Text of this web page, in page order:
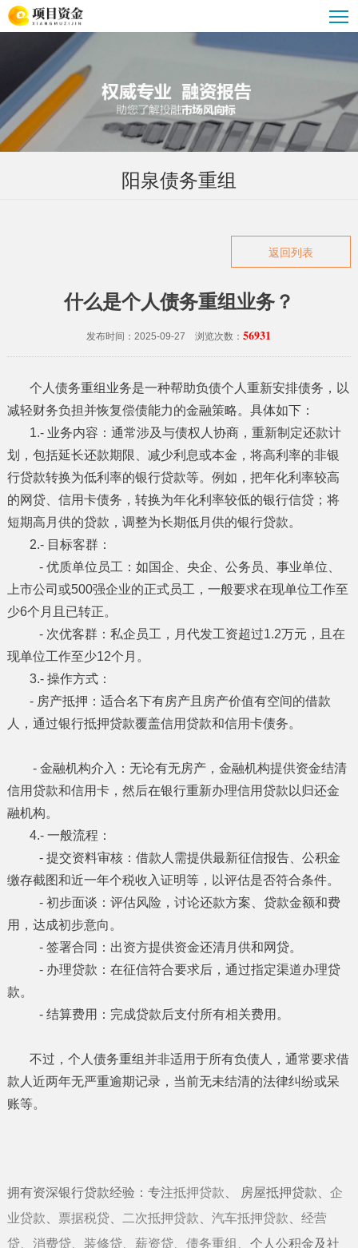
阳泉贷款公司
阳泉公积金贷款
阳泉汽车抵押贷款
阳泉债务重组
返回列表
什么是个人债务重组业务？
发布时间：2025-09-27 浏览次数：56931
个人债务重组业务是一种帮助负债个人重新安排债务，以
减轻财务负担并恢复偿债能力的金融策略。具体如下：
1.- 业务内容：通常涉及与债权人协商，重新制定还款计
划，包括延长还款期限、减少利息或本金，将高利率的非银
行贷款转换为低利率的银行贷款等。例如，把年化利率较高
的网贷、信用卡债务，转换为年化利率较低的银行信贷；将
短期高月供的贷款，调整为长期低月供的银行贷款。
2.- 目标客群：
- 优质单位员工：如国企、央企、公务员、事业单位、
上市公司或500强企业的正式员工，一般要求在现单位工作至
少6个月且已转正。
- 次优客群：私企员工，月代发工资超过1.2万元，且在
现单位工作至少12个月。
3.- 操作方式：
- 房产抵押：适合名下有房产且房产价值有空间的借款
人，通过银行抵押贷款覆盖信用贷款和信用卡债务。
- 金融机构介入：无论有无房产，金融机构提供资金结清
信用贷款和信用卡，然后在银行重新办理信用贷款以归还金
融机构。
4.- 一般流程：
- 提交资料审核：借款人需提供最新征信报告、公积金
缴存截图和近一年个税收入证明等，以评估是否符合条件。
- 初步面谈：评估风险，讨论还款方案、贷款金额和费
用，达成初步意向。
- 签署合同：出资方提供资金还清月供和网贷。
- 办理贷款：在征信符合要求后，通过指定渠道办理贷
款。
- 结算费用：完成贷款后支付所有相关费用。
不过，个人债务重组并非适用于所有负债人，通常要求借
款人近两年无严重逾期记录，当前无未结清的法律纠纷或呆
账等。
拥有资深银行贷款经验：专注抵押贷款 房屋抵押贷款
企
业贷款
票据税贷、 二次抵押贷款 汽车抵押贷款
经营
贷、 消费贷、 装修贷、 薪资贷、 债务重组
、个人公积金及社